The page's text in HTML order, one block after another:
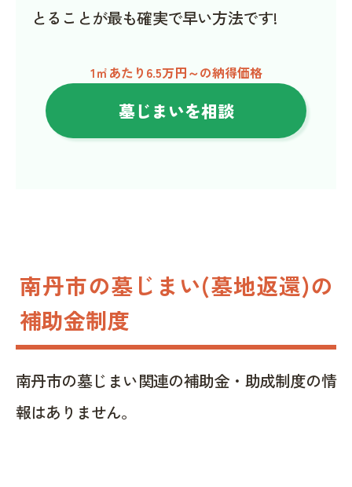
とることが最も確実で早い方法です!
1㎡あたり6.5万円～の納得価格
墓じまいを相談
南丹市の墓じまい(墓地返還)の
補助金制度
南丹市の墓じまい関連の補助金・助成制度の情
報はありません。